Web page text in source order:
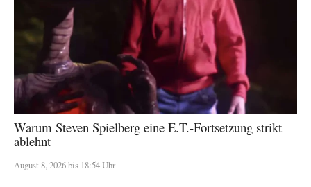
Warum Steven Spielberg eine E.T.-Fortsetzung strikt
ablehnt
August 8, 2026 bis 18:54 Uhr